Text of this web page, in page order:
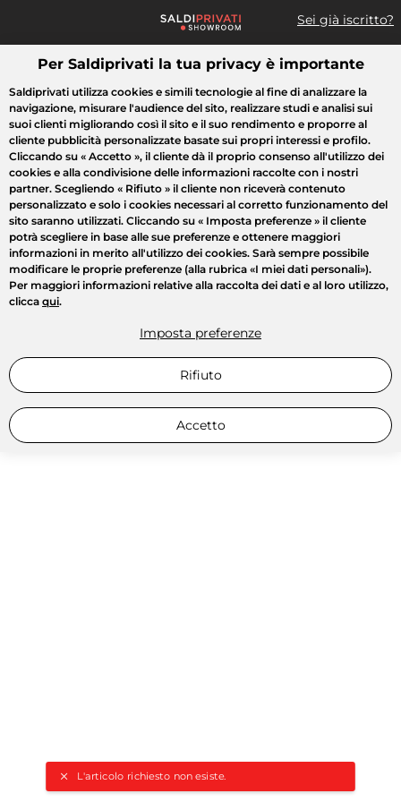
Sei già iscritto?
Cosa cerchi?
L'articolo richiesto non esiste.
Tutte le vendite Moda Casa Bellezza Elettrodomestici
Per Saldiprivati la tua privacy è importante
Saldiprivati utilizza cookies e simili tecnologie al fine di analizzare la
navigazione, misurare l'audience del sito, realizzare studi e analisi sui
suoi clienti migliorando così il sito e il suo rendimento e proporre al
cliente pubblicità personalizzate basate sui propri interessi e profilo.
Cliccando su « Accetto », il cliente dà il proprio consenso all'utilizzo dei
cookies e alla condivisione delle informazioni raccolte con i nostri
partner. Scegliendo « Rifiuto » il cliente non riceverà contenuto
personalizzato e solo i cookies necessari al corretto funzionamento del
sito saranno utilizzati. Cliccando su « Imposta preferenze » il cliente
potrà scegliere in base alle sue preferenze e ottenere maggiori
informazioni in merito all'utilizzo dei cookies. Sarà sempre possibile
modificare le proprie preferenze (alla rubrica «I miei dati personali»).
Per maggiori informazioni relative alla raccolta dei dati e al loro utilizzo,
clicca qui.
Imposta preferenze
Rifiuto
Accetto